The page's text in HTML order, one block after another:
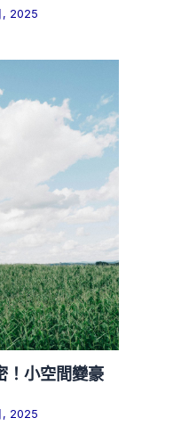
, 2025
！小空間變豪
, 2025